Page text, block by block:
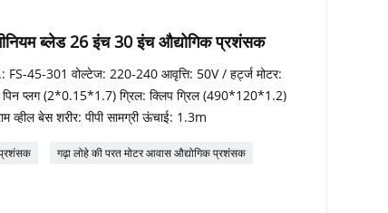
ब्लेड 26 इंच 30 इंच औद्योगिक प्रशंसक
FS-45-301 वोल्टेज: 220-240 आवृत्ति: 50V / हर्ट्ज मोटर:
पिन प्लग (2*0.15*1.7) ग्रिल: क्लिप ग्रिल (490*120*1.2)
बेस शरीर: पीपी सामग्री ऊंचाई: 1.3m
गढ़ा लोहे की परत मोटर आवास औद्योगिक प्रशंसक